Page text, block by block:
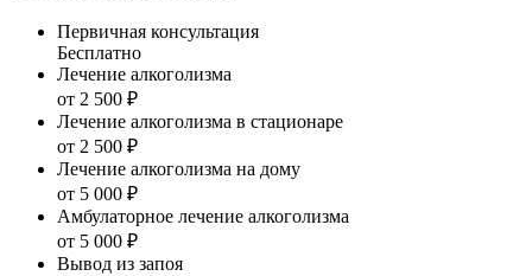
Первичная консультация
Бесплатно
Лечение алкоголизма
от 2 500 ₽
Лечение алкоголизма в стационаре
от 2 500 ₽
Лечение алкоголизма на дому
от 5 000 ₽
Амбулаторное лечение алкоголизма
от 5 000 ₽
Вывод из запоя